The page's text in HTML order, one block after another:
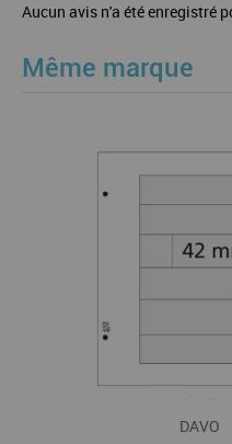
Aucun avis n'a été enregistré
Même marque
DAVO